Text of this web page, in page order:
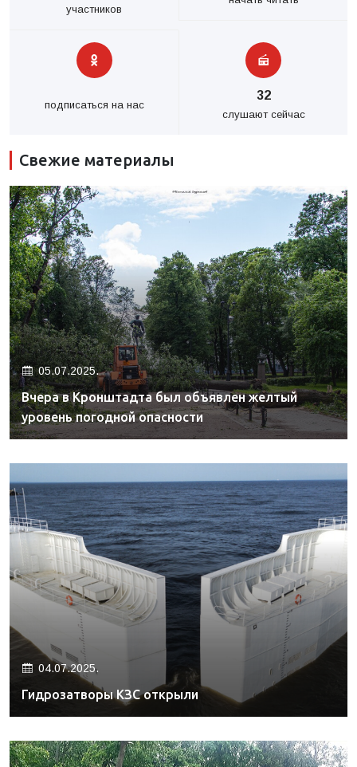
участников
подписаться на нас
32
слушают сейчас
Свежие материалы
05.07.2025.
Вчера в Кронштадта был объявлен желтый
уровень погодной опасности
04.07.2025.
Гидрозатворы КЗС открыли